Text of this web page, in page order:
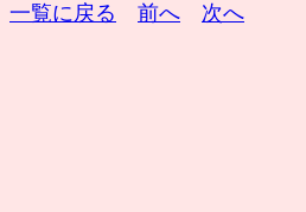
一覧に戻る 前へ 次へ